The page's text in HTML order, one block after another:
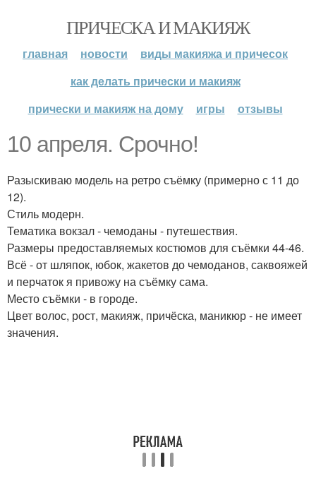
ПРИЧЕСКА И МАКИЯЖ
главная новости
виды макияжа и причесок
как делать прически и макияж
прически и макияж на дому
игры отзывы
10 апреля. Срочно!
Разыскиваю модель на ретро съёмку (примерно с 11 до
12).
Стиль модерн.
Тематика вокзал - чемоданы - путешествия.
Размеры предоставляемых костюмов для съёмки 44-46.
Всё - от шляпок, юбок, жакетов до чемоданов, саквояжей
и перчаток я привожу на съёмку сама.
Место съёмки - в городе.
Цвет волос, рост, макияж, причёска, маникюр - не имеет
значения.